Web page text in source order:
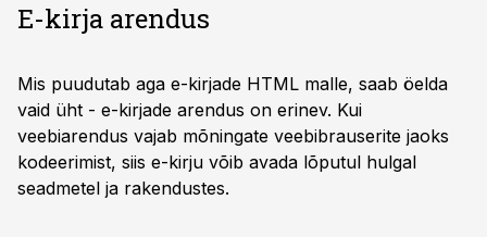
E-kirja arendus
Mis puudutab aga e-kirjade HTML malle, saab öelda
vaid üht - e-kirjade arendus on erinev. Kui
veebiarendus vajab mõningate veebibrauserite jaoks
kodeerimist, siis e-kirju võib avada lõputul hulgal
seadmetel ja rakendustes.